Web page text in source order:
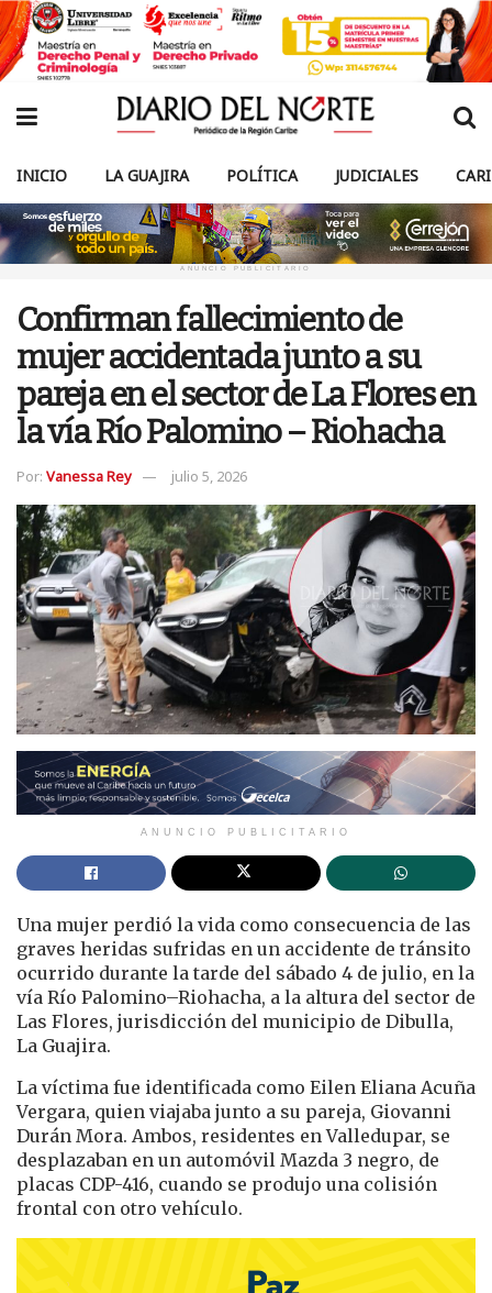
INICIO LA GUAJIRA POLÍTICA JUDICIALES
ANUNCIO PUBLICITARIO
Confirman fallecimiento de
mujer accidentada junto a su
pareja en el sector de La Flores en
la vía Río Palomino – Riohacha
Por: Vanessa Rey julio 5, 2026
ANUNCIO PUBLICITARIO
Una mujer perdió la vida como consecuencia de las
graves heridas sufridas en un accidente de tránsito
ocurrido durante la tarde del sábado 4 de julio, en la
vía Río Palomino–Riohacha, a la altura del sector de
Las Flores, jurisdicción del municipio de Dibulla,
La Guajira.
La víctima fue identificada como Eilen Eliana Acuña
Vergara, quien viajaba junto a su pareja, Giovanni
Durán Mora. Ambos, residentes en Valledupar, se
desplazaban en un automóvil Mazda 3 negro, de
placas CDP-416, cuando se produjo una colisión
frontal con otro vehículo.